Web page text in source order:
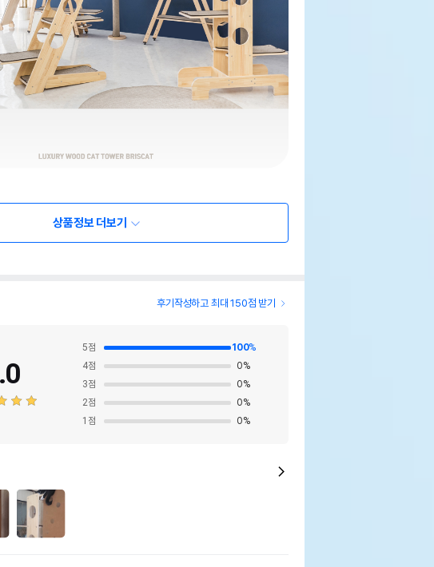
상품정보 더보기
후기작성하고 최대 150점 받기
5점 100%
4점 0%
3점 0%
2점 0%
1 점 0%